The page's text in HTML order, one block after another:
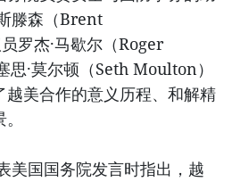
滕森（Brent
罗杰·马歇尔（Roger
·莫尔顿（Seth Moulton）
美合作的意义历程、和解精
美国国务院发言时指出，越